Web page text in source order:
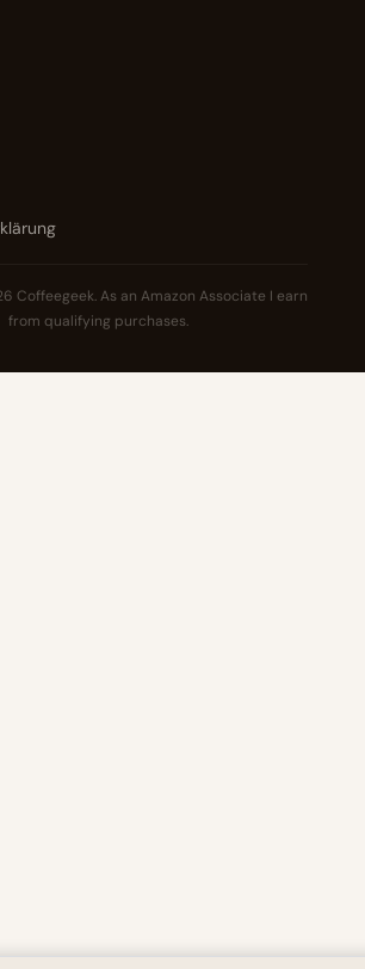
Coffeegeek. As an Amazon Associate I earn
from qualifying purchases.